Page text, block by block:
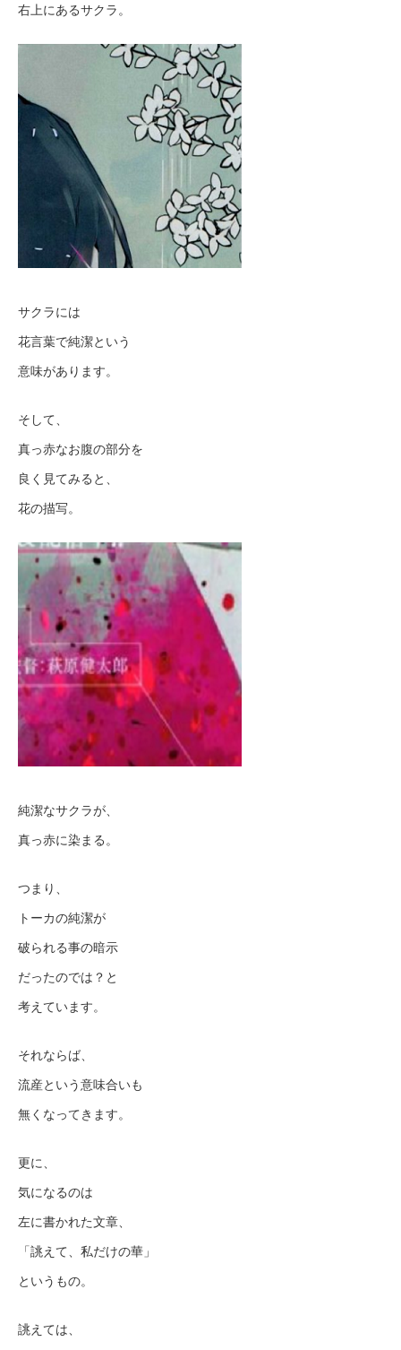
右上にあるサクラ。
サクラには
花言葉で純潔という
意味があります。
そして、
真っ赤なお腹の部分を
良く見てみると、
花の描写。
純潔なサクラが、
真っ赤に染まる。
つまり、
トーカの純潔が
破られる事の暗示
だったのでは？と
考えています。
それならば、
流産という意味合いも
無くなってきます。
更に、
気になるのは
左に書かれた文章、
「誂えて、私だけの華」
というもの。
誂えては、